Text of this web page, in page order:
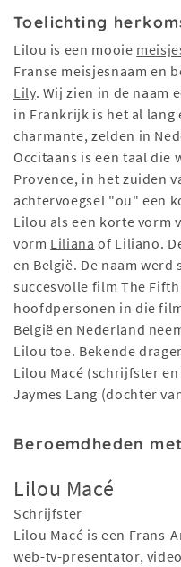
Toelichting
Lilou is een mooie
Franse meisjesnaam en
Lily. Wij zien in de naam
in Frankrijk is het al lang
charmante, zelden in
Occitaans is een taal die
Provence, in het zuiden
achtervoegsel "ou" een
Lilou als een korte vorm
vorm Liliana of Liliano.
en België. De naam
succesvolle film The
hoofdpersonen in die
België en Nederland
Lilou toe. Bekende
Lilou Macé (schrijfster
Jaymes Lang (dochter
Beroemdheden
Lilou Macé
Schrijfster
Lilou Macé is een Frans-
web-tv-presentator,